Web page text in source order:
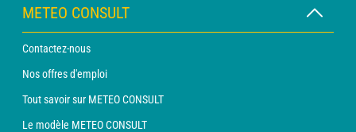
METEO CONSULT
Contactez-nous
Nos offres d'emploi
Tout savoir sur METEO CONSULT
Le modèle METEO CONSULT